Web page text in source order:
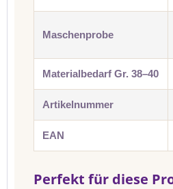
Maschenprobe
Materialbedarf Gr. 38–40
Artikelnummer
EAN
Perfekt für diese